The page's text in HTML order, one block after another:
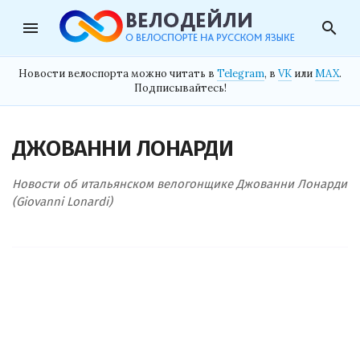
menu search
Новости велоспорта можно читать в Telegram, в VK илиMAX.
Подписывайтесь!
ДЖОВАННИ ЛОНАРДИ
Новости об итальянском велогонщике Джованни Лонарди
(Giovanni Lonardi)